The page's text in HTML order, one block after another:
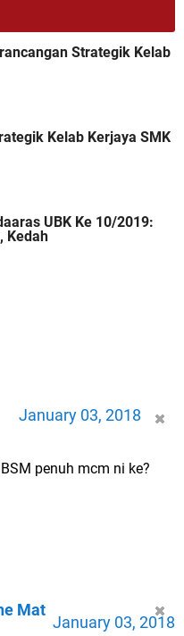
Strategik Kelab
Kelab Kerjaya SMK
UBK Ke 10/2019:
Kedah
January 03, 2018
penuh mcm ni ke?
Mat
January 03, 2018